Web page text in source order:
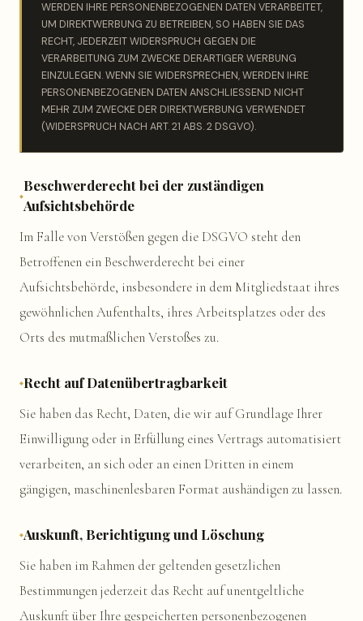
WERDEN IHRE PERSONENBEZOGENEN DATEN VERARBEITET,
UM DIREKTWERBUNG ZU BETREIBEN, SO HABEN SIE DAS
RECHT, JEDERZEIT WIDERSPRUCH GEGEN DIE
VERARBEITUNG ZUM ZWECKE DERARTIGER WERBUNG
EINZULEGEN. WENN SIE WIDERSPRECHEN, WERDEN IHRE
PERSONENBEZOGENEN DATEN ANSCHLIESSEND NICHT
MEHR ZUM ZWECKE DER DIREKTWERBUNG VERWENDET
(WIDERSPRUCH NACH ART. 21 ABS. 2 DSGVO).
Beschwerderecht bei der zuständigen
Aufsichtsbehörde
Im Falle von Verstößen gegen die DSGVO steht den
Betroffenen ein Beschwerderecht bei einer
Aufsichtsbehörde, insbesondere in dem Mitgliedstaat ihres
gewöhnlichen Aufenthalts, ihres Arbeitsplatzes oder des
Orts des mutmaßlichen Verstoßes zu.
Recht auf Datenübertragbarkeit
Sie haben das Recht, Daten, die wir auf Grundlage Ihrer
Einwilligung oder in Erfüllung eines Vertrags automatisiert
verarbeiten, an sich oder an einen Dritten in einem
gängigen, maschinenlesbaren Format aushändigen zu lassen.
Auskunft, Berichtigung und Löschung
Sie haben im Rahmen der geltenden gesetzlichen
Bestimmungen jederzeit das Recht auf unentgeltliche
Auskunft über Ihre gespeicherten personenbezogenen